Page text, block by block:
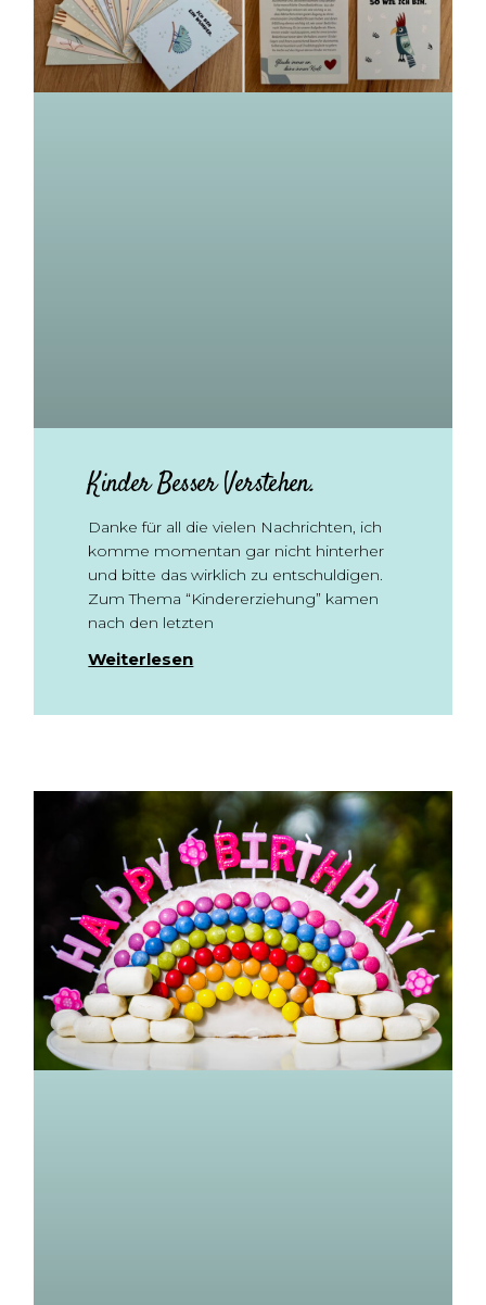
Kinder Besser Verstehen.
Danke für all die vielen Nachrichten, ich
komme momentan gar nicht hinterher
und bitte das wirklich zu entschuldigen.
Zum Thema “Kindererziehung” kamen
nach den letzten
Weiterlesen